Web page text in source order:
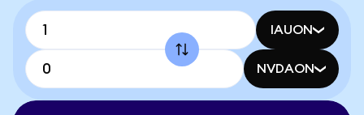
IAUON
NVDAON